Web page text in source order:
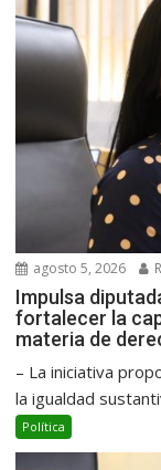
agosto 5, 2026
Impulsa
fortalecer la
materia de
– La iniciativa
la igualdad
Política